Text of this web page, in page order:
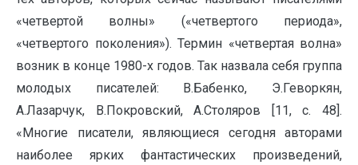
«четвертой волны» («четвертого периода»,
«четвертого поколения»). Термин «четвертая волна»
возник в конце 1980-х годов. Так назвала себя группа
молодых писателей: В.Бабенко, Э.Геворкян,
А.Лазарчук, В.Покровский, А.Столяров [11, с. 48].
«Многие писатели, являющиеся сегодня авторами
наиболее ярких фантастических произведений,